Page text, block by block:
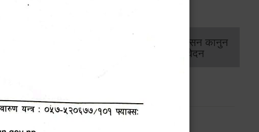
आर्थिक प्रशासन कानुन
/ प्रतिवेदन
तथा कार्यक्रम